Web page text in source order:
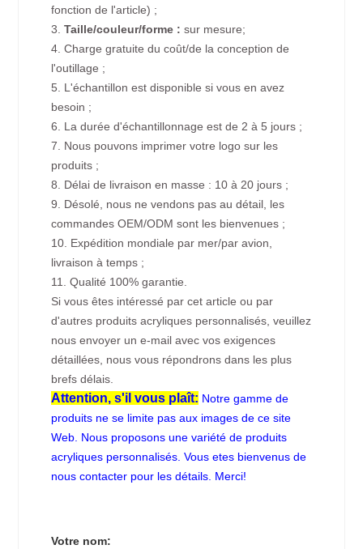
fonction de l'article) ;
3. Taille/couleur/forme : sur mesure;
4. Charge gratuite du coût/de la conception de
l'outillage ;
5. L'échantillon est disponible si vous en avez
besoin ;
6. La durée d'échantillonnage est de 2 à 5 jours ;
7. Nous pouvons imprimer votre logo sur les
produits ;
8. Délai de livraison en masse : 10 à 20 jours ;
9. Désolé, nous ne vendons pas au détail, les
commandes OEM/ODM sont les bienvenues ;
10. Expédition mondiale par mer/par avion,
livraison à temps ;
11. Qualité 100% garantie.
Si vous êtes intéressé par cet article ou par
d'autres produits acryliques personnalisés, veuillez
nous envoyer un e-mail avec vos exigences
détaillées, nous vous répondrons dans les plus
brefs délais.
Attention, s'il vous plaît: Notre gamme de
produits ne se limite pas aux images de ce site
Web. Nous proposons une variété de produits
acryliques personnalisés. Vous etes bienvenus de
nous contacter pour les détails. Merci!
Votre nom: